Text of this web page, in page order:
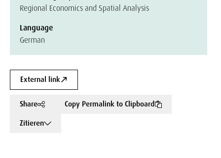
Regional Economics and Spatial Analysis
Language
German
External link
Share
Copy Permalink to Clipboard
Zitieren